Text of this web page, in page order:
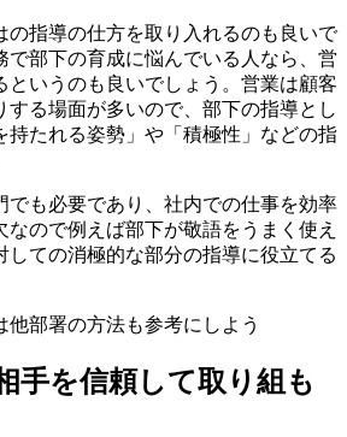
の指導の仕方を取り入れるのも良いで
で部下の育成に悩んでいる人なら、営
というのも良いでしょう。営業は顧客
する場面が多いので、部下の指導とし
持たれる姿勢」や「積極性」などの指
でも必要であり、社内での仕事を効率
なので例えば部下が敬語をうまく使え
しての消極的な部分の指導に役立てる
手を信頼して取り組も